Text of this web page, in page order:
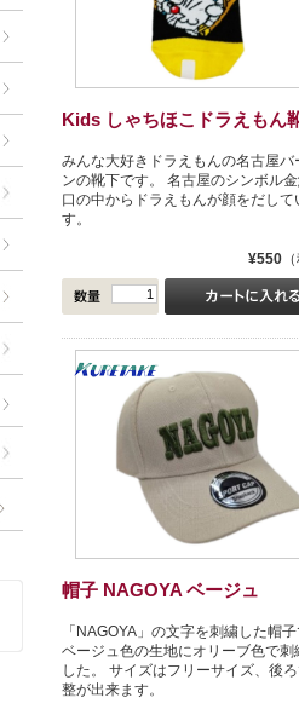
Kids しゃちほこドラえもん
みんな大好きドラえもんの名古屋バ
ンの靴下です。 名古屋のシンボル
口の中からドラえもんが顔をだして
す。
¥550
帽子 NAGOYA ベージュ
「NAGOYA」の文字を刺繍した帽
ベージュ色の生地にオリーブ色で刺
した。 サイズはフリーサイズ、後
整が出来ます。